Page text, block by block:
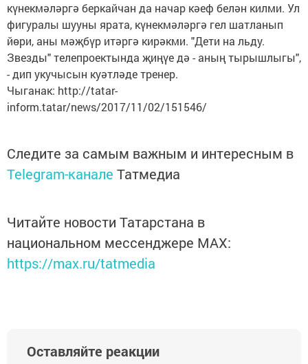
күнекмәләргә беркайчан да начар кәеф белән килми. Ул
фигуралы шууны ярата, күнекмәләргә гел шатланып
йөри, аны мәҗбүр итәргә кирәкми. "Дети на льду.
Звезды" телепроектында җиңүе дә - аның тырышлыгы",
- дип укучысын куәтләде тренер.
Чыганак: http://tatar-
inform.tatar/news/2017/11/02/151546/
Следите за самым важным и интересным в
Telegram-канале Татмедиа
Читайте новости Татарстана в
национальном мессенджере MАХ:
https://max.ru/tatmedia
Оставляйте реакции